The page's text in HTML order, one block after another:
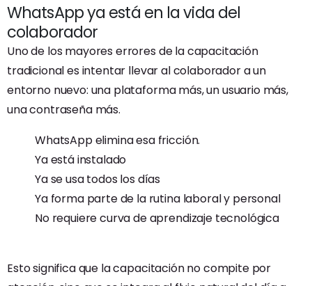
WhatsApp ya está en la vida del
colaborador
Uno de los mayores errores de la capacitación
tradicional es intentar llevar al colaborador a un
entorno nuevo: una plataforma más, un usuario más,
una contraseña más.
WhatsApp elimina esa fricción.
Ya está instalado
Ya se usa todos los días
Ya forma parte de la rutina laboral y personal
No requiere curva de aprendizaje tecnológica
Esto significa que la capacitación no compite por